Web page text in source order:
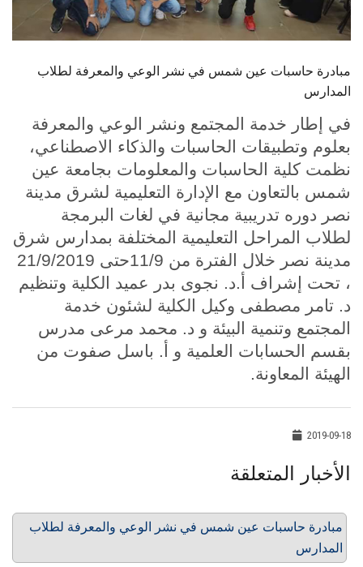
الموظفون
الزائـرونمبادرة حاسبات عين شمس في نشر الوعي والمعرفة لطلاب
المدارس
في إطار خدمة المجتمع ونشر الوعي والمعرفة
بعلوم وتطبيقات الحاسبات والذكاء الاصطناعي،
نظمت كلية الحاسبات والمعلومات بجامعة عين
شمس بالتعاون مع الإدارة التعليمية لشرق مدينة
نصر دوره تدريبية مجانية في لغات البرمجة
لطلاب المراحل التعليمية المختلفة بمدارس شرق
مدينة نصر خلال الفترة من 11/9حتى 21/9/2019
، تحت إشراف أ.د. نجوى بدر عميد الكلية وتنظيم
د. تامر مصطفى وكيل الكلية لشئون خدمة
المجتمع وتنمية البيئة و د. محمد مرعى مدرس
بقسم الحسابات العلمية و أ. باسل صفوت من
الهيئة المعاونة.
2019-09-18
الأخبار المتعلقة
مبادرة حاسبات عين شمس في نشر الوعي والمعرفة لطلاب
المدارس